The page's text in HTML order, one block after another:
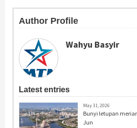
Author Profile
Wahyu Basyir
Latest entries
May 31, 2026
Bunyi letupan
Jun